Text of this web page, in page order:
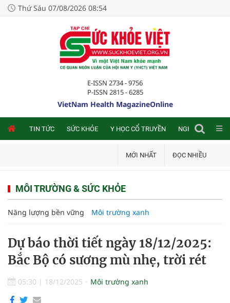
Thứ Sáu 07/08/2026 08:54
E-ISSN 2734 - 9756
P-ISSN 2815 - 6285
VietNam Health MagazineOnline
TIN TỨC SỨC KHỎE Y HỌC CỔ TRUYỀN NGHIÊN CỨU
MỚI NHẤT ĐỌC NHIỀU
MÔI TRƯỜNG & SỨC KHỎE
Năng lượng bền vững Môi trường xanh
Dự báo thời tiết ngày 18/12/2025:
Bắc Bộ có sương mù nhẹ, trời rét
05:30 | 18/12/2025 Môi trường xanh